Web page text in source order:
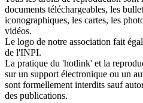
documents téléchargeables, les
iconographiques, les cartes, les
vidéos.
Le logo de notre association fait
de l'INPI.
La pratique du 'hotlink' et la
sur un support électronique ou un
sont formellement interdits sauf
des publications.